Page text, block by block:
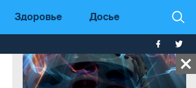
Здоровье Досье